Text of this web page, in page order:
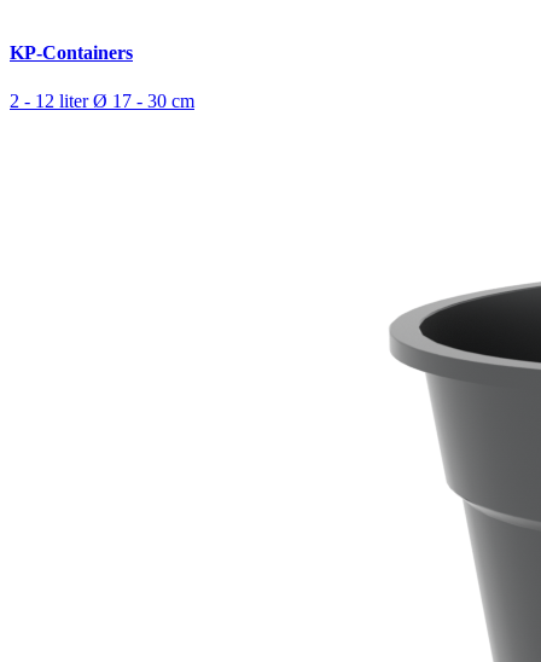
KP-Containers
2 - 12 liter Ø 17 - 30 cm